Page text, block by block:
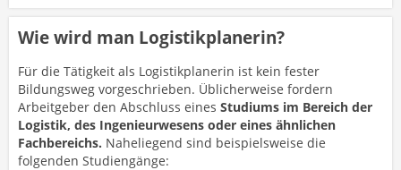
Wie wird man Logistikplanerin?
Für die Tätigkeit als Logistikplanerin ist kein fester
Bildungsweg vorgeschrieben. Üblicherweise fordern
Arbeitgeber den Abschluss eines Studiums im Bereich der
Logistik, des Ingenieurwesens oder eines ähnlichen
Fachbereichs. Naheliegend sind beispielsweise die
folgenden Studiengänge: